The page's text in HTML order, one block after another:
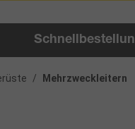
/ Mehrzweckleitern